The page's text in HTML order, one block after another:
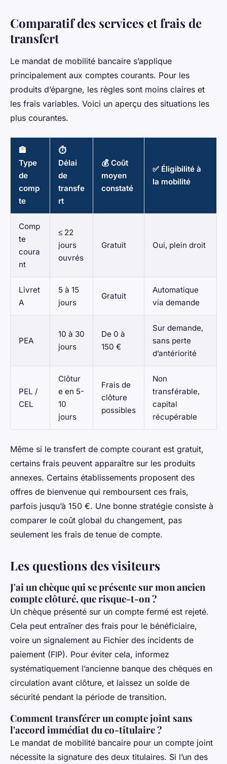
Comparatif des services et frais de
transfert
Le mandat de mobilité bancaire s’applique
principalement aux comptes courants. Pour les
produits d’épargne, les règles sont moins claires et
les frais variables. Voici un aperçu des situations les
plus courantes.
🏦
Type
de
comp
te
⏱️
Délai
de
transfe
rt
💰 Coût
moyen
constaté
✅ Éligibilité à
la mobilité
Comp
te
coura
nt
≤ 22
jours
ouvrés
Gratuit Oui, plein droit
Livret
A
5 à 15
jours
Gratuit
Automatique
via demande
PEA
10 à 30
jours
De 0 à
150 €
Sur demande,
sans perte
d’antériorité
PEL /
CEL
Clôtur
e en 5-
10
jours
Frais de
clôture
possibles
Non
transférable,
capital
récupérable
Même si le transfert de compte courant est gratuit,
certains frais peuvent apparaître sur les produits
annexes. Certains établissements proposent des
offres de bienvenue qui remboursent ces frais,
parfois jusqu’à 150 €. Une bonne stratégie consiste à
comparer le coût global du changement, pas
seulement les frais de tenue de compte.
Les questions des visiteurs
J'ai un chèque qui se présente sur mon ancien
compte clôturé, que risque-t-on ?
Un chèque présenté sur un compte fermé est rejeté.
Cela peut entraîner des frais pour le bénéficiaire,
voire un signalement au Fichier des incidents de
paiement (FIP). Pour éviter cela, informez
systématiquement l’ancienne banque des chèques en
circulation avant clôture, et laissez un solde de
sécurité pendant la période de transition.
Comment transférer un compte joint sans
l'accord immédiat du co-titulaire ?
Le mandat de mobilité bancaire pour un compte joint
nécessite la signature des deux titulaires. Si l’un des